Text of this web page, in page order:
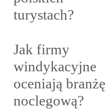
turystach?
Jak firmy
windykacyjne
oceniają branżę
noclegową?